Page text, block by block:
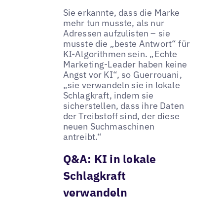
Sie erkannte, dass die Marke
mehr tun musste, als nur
Adressen aufzulisten – sie
musste die „beste Antwort“ für
KI-Algorithmen sein. „Echte
Marketing-Leader haben keine
Angst vor KI“, so Guerrouani,
„sie verwandeln sie in lokale
Schlagkraft, indem sie
sicherstellen, dass ihre Daten
der Treibstoff sind, der diese
neuen Suchmaschinen
antreibt.“
Q&A: KI in lokale
Schlagkraft
verwandeln